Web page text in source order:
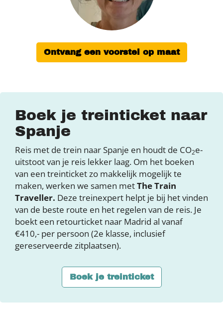
Ontvang een voorstel op maat
Boek je treinticket naar
Spanje
Reis met de trein naar Spanje en houdt de CO2e-
uitstoot van je reis lekker laag. Om het boeken
van een treinticket zo makkelijk mogelijk te
maken, werken we samen metThe Train
Traveller. Deze treinexpert helpt je bij het vinden
van de beste route en het regelen van de reis. Je
boekt een retourticket naar Madrid al vanaf
€410,- per persoon (2e klasse, inclusief
gereserveerde zitplaatsen).
Boek je treinticket